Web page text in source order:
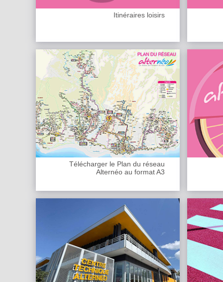
Itinéraires loisirs
Télécharger le Plan du réseau
Alternéo au format A3